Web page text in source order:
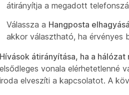
átirányítja a megadott
Válassza a Hangposta
akkor választható, ha érvényes
Hívások átirányítása, ha a hálózat
elsődleges vonala elérhetetlenné
iroda elveszíti a kapcsolatot. A